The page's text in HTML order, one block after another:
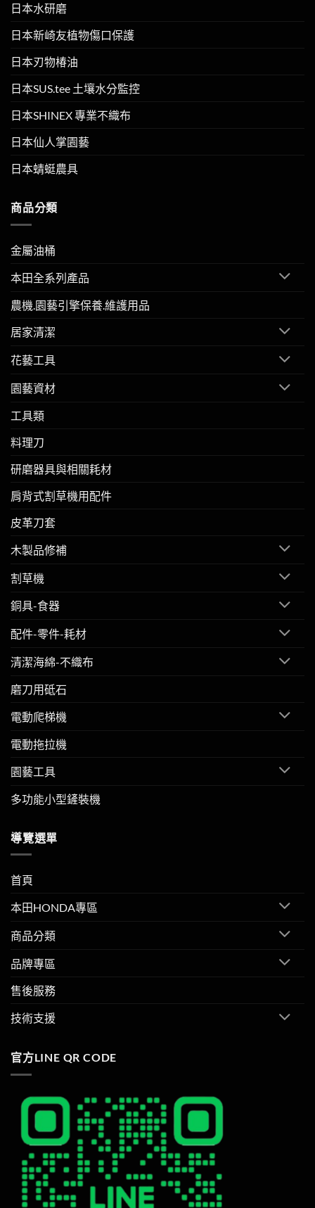
日本水研磨
日本新崎友植物傷口保護
日本刃物椿油
日本SUS.tee 土壤水分監控
日本SHINEX 專業不織布
日本仙人掌園藝
日本蜻蜓農具
商品分類
金屬油桶
本田全系列產品
農機.園藝引擎保養.維護用品
居家清潔
花藝工具
園藝資材
工具類
料理刀
研磨器具與相關耗材
肩背式割草機用配件
皮革刀套
木製品修補
割草機
銅具-食器
配件-零件-耗材
清潔海綿-不織布
磨刀用砥石
電動爬梯機
電動拖拉機
園藝工具
多功能小型鏟裝機
導覽選單
首頁
本田HONDA專區
商品分類
品牌專區
售後服務
技術支援
官方LINE QR CODE